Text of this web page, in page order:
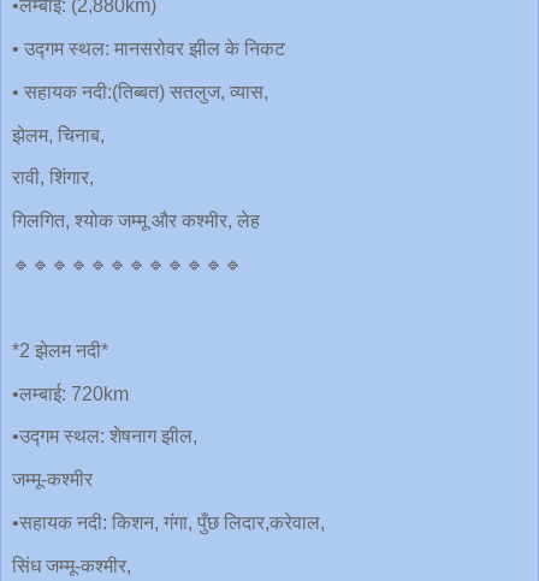
•लम्बाई: (2,880km)
• उद्गम स्थल: मानसरोवर झील के निकट
• सहायक नदी:(तिब्बत) सतलुज, व्यास,
झेलम, चिनाब,
रावी, शिंगार,
गिलगित, श्योक जम्मू और कश्मीर, लेह
🔹🔹🔹🔹🔹🔹🔹🔹🔹🔹🔹🔹
*2 झेलम नदी*
•लम्बाई: 720km
•उद्गम स्थल: शेषनाग झील,
जम्मू-कश्मीर
•सहायक नदी: किशन, गंगा, पुँछ लिदार,करेवाल,
सिंध जम्मू-कश्मीर,